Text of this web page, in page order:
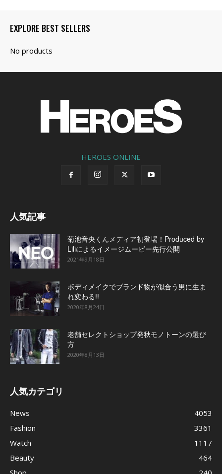
EXPLORE BEST SELLERS
HEROES ONLINE
人気記事
菊池音央くんメディア初登場！Produced by
Liliによるイメージムービー先行公開
2021年9月18日
ボディメイクでブランド物が似合う男に生ま
れ変わる!!
2020年8月24日
老舗セレクトショップ発秋モノトーンの選び
方
2020年8月13日
人気カテゴリ
News
4053
Fashion
3361
Watch
1117
Beauty
464